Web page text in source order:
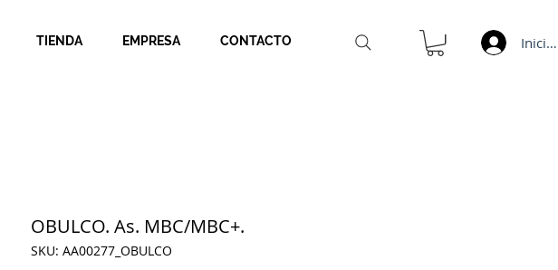
TIENDA EMPRESA CONTACTO
OBULCO. As. MBC/MBC+.
SKU: AA00277_OBULCO